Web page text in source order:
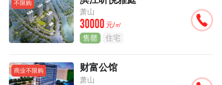
不限购
萧山
30000 元/㎡
售罄 住宅
商业不限购 财富公馆
萧山